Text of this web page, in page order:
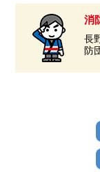
消
長
防